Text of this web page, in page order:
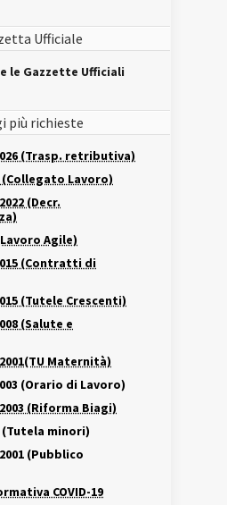
Ufficiale
le Gazzette Ufficiali
più richieste
(Trasp. retributiva)
(Collegato Lavoro)
(Decr.
Agile)
(Contratti di
(Tutele Crescenti)
(Salute e
Maternità)
(Orario di Lavoro)
(Riforma Biagi)
(Tutela minori)
(Pubblico
COVID-19